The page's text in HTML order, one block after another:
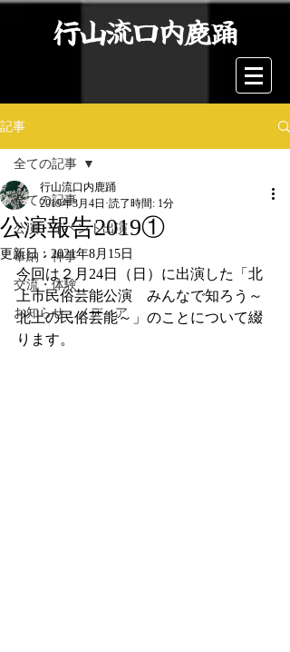
行山流口内鹿踊
記事
全ての記事
公演・イベント出演
奉納・神事
交流・体験
お知らせ・メディア
全ての記事
公演報告2019①
行山流口内鹿踊
2019年3月4日 読了時間: 1分
更新日： 2021年8月15日
今回は２月24日（日）に出演した「北
上市民俗芸能公演　みんなで知ろう～
北上の民俗芸能～」のことについて綴
ります。